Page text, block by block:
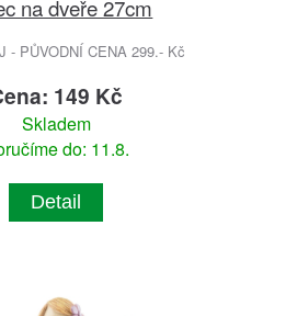
na dveře 27cm
- PŮVODNÍ CENA 299.- Kč
149 Kč
Skladem
do: 11.8.
Detail